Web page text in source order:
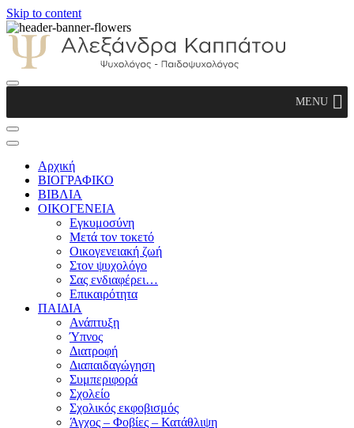
Skip to content
Παιδοψυχολόγος
MENU
Αρχική
ΒΙΟΓΡΑΦΙΚΟ
ΒΙΒΛΙΑ
ΟΙΚΟΓΕΝΕΙΑ
Εγκυμοσύνη
Μετά τον τοκετό
Οικογενειακή ζωή
Στον ψυχολόγο
Σας ενδιαφέρει…
Επικαιρότητα
ΠΑΙΔΙΑ
Ανάπτυξη
Ύπνος
Διατροφή
Διαπαιδαγώγηση
Συμπεριφορά
Σχολείο
Σχολικός εκφοβισμός
Άγχος – Φοβίες – Κατάθλιψη